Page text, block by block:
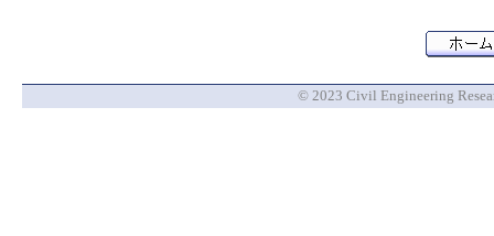
© 2023 Civil Engineering